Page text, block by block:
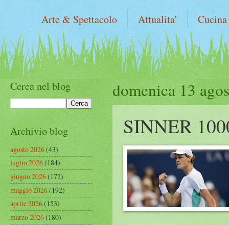
Arte & Spettacolo Attualita' Cucina
domenica 13
SINNER
Cerca nel blog
Archivio blog
agosto 2026(43)
luglio 2026(184)
giugno 2026(172)
maggio 2026(192)
aprile 2026(153)
marzo 2026(180)